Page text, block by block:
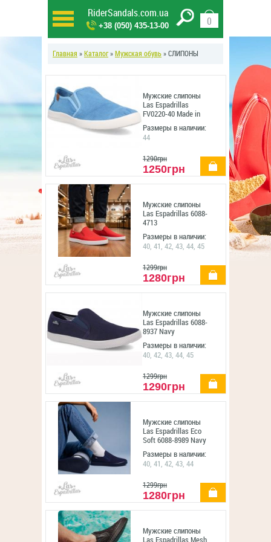
RiderSandals.com.ua
+38 (050) 435-13-00 0
Главная » Каталог» Мужская обувь » СЛИПОНЫ
Мужские слипоны
Las Espadrillas
FV0220-40 Made in
Spain
Размеры в наличии:
44
1290грн
1250грн
купить
Мужские слипоны
Las Espadrillas 6088-
4713
Размеры в наличии:
40, 41, 42, 43, 44, 45
1299грн
1280грн
купить
Мужские слипоны
Las Espadrillas 6088-
8937 Navy
Размеры в наличии:
40, 42, 43, 44, 45
1299грн
1290грн
купить
Мужские слипоны
Las Espadrillas Eco
Soft 6088-8989 Navy
Размеры в наличии:
40, 41, 42, 43, 44
1299грн
1280грн
купить
Мужские слипоны
Las Espadrillas Mesh